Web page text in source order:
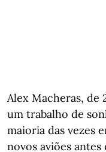
Alex Macheras, de
um trabalho de
maioria das vezes
novos aviões